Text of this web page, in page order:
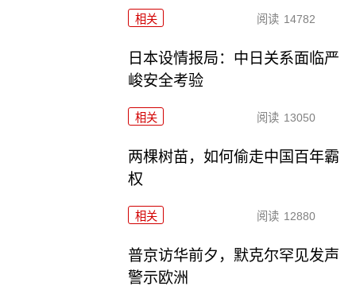
相关 阅读 14782
日本设情报局：中日关系面临严
峻安全考验
相关 阅读 13050
两棵树苗，如何偷走中国百年霸
权
相关 阅读 12880
普京访华前夕，默克尔罕见发声
警示欧洲